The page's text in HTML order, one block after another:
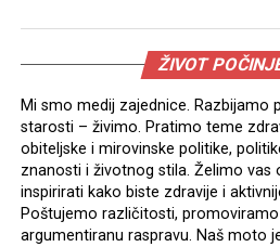
ŽIVOT
Mi smo medij zajednice. Razbijamo
starosti – živimo. Pratimo teme
obiteljske i mirovinske politike,
znanosti i životnog stila. Želimo vas
inspirirati kako biste zdravije i
Poštujemo različitosti,
argumentiranu raspravu. Naš moto